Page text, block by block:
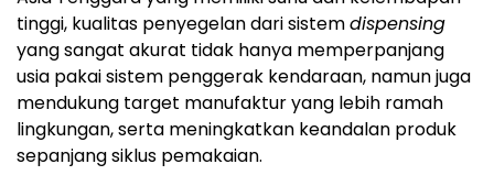
tinggi, kualitas penyegelan dari sistemdispensing
yang sangat akurat tidak hanya memperpanjang
usia pakai sistem penggerak kendaraan, namun juga
mendukung target manufaktur yang lebih ramah
lingkungan, serta meningkatkan keandalan produk
sepanjang siklus pemakaian.